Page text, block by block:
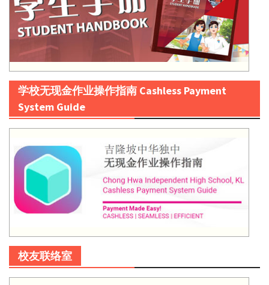
学校无现金作业操作指南 Cashless Payment
System Guide
校友联络室